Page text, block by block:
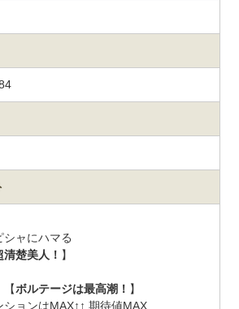
ャにハマる
楚美人！ 】
【ボルテージは最高潮！ 】
ションはMAX↑↑ 期待値MAX